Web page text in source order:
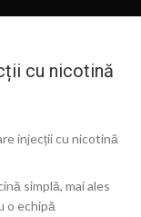
cu nicotină
simplă, mai ales
o echipă